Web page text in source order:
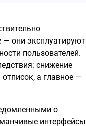
— они эксплуатируют
пользователей.
снижение
а главное —
о
интерфейсы